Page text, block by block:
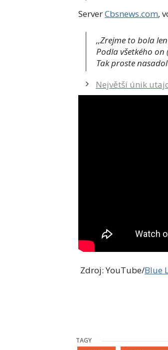
ServerCbsnews.com,
,,Zrejme to bola
Podla všetkého
Tak proste
Největší únik
Zdroj: YouTube/Blue
TAGY